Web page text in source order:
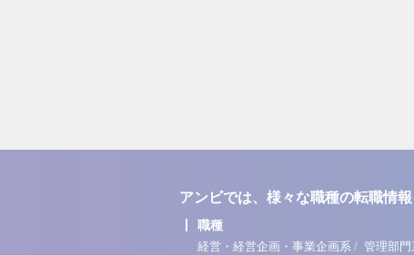
アンビでは、様々な職種の転職情報
職種
経営・経営企画・事業企画系 / 管理部門